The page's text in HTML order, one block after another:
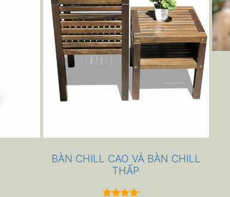
BÀN CHILL CAO VÀ BÀN CHILL
THẤP